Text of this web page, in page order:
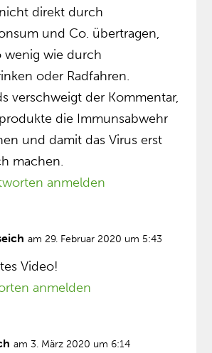
direkt durch
und Co. übertragen,
wenig wie durch
oder Radfahren.
verschweigt der Kommentar,
die Immunsabwehr
und damit das Virus erst
machen.
anmelden
am 29. Februar 2020 um 5:43
Video!
anmelden
am 3. März 2020 um 6:14